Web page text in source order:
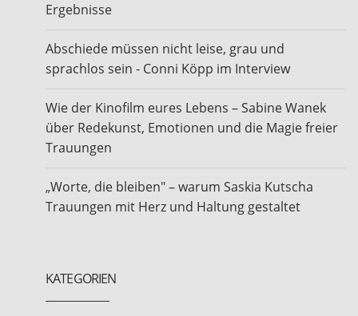
Ergebnisse
Abschiede müssen nicht leise, grau und
sprachlos sein - Conni Köpp im Interview
Wie der Kinofilm eures Lebens – Sabine Wanek
über Redekunst, Emotionen und die Magie freier
Trauungen
„Worte, die bleiben" – warum Saskia Kutscha
Trauungen mit Herz und Haltung gestaltet
KATEGORIEN